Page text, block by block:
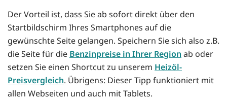
Der Vorteil ist, dass Sie ab sofort direkt über den
Startbildschirm Ihres Smartphones auf die
gewünschte Seite gelangen. Speichern Sie sich also z.B.
die Seite für die Benzinpreise in Ihrer Region ab oder
setzen Sie einen Shortcut zu unserem Heizöl-
Preisvergleich. Übrigens: Dieser Tipp funktioniert mit
allen Webseiten und auch mit Tablets.